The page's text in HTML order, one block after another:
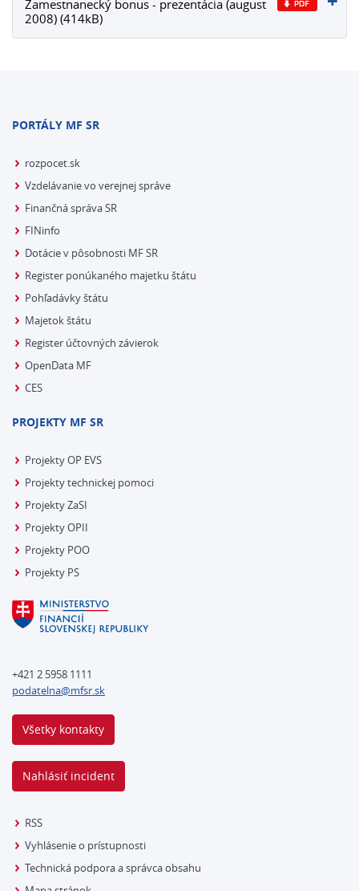
Zamestnanecký bonus - prezentácia (august
2008) (414kB)
PORTÁLY MF SR
rozpocet.sk
Vzdelávanie vo verejnej správe
Finančná správa SR
FINinfo
Dotácie v pôsobnosti MF SR
Register ponúkaného majetku štátu
Pohľadávky štátu
Majetok štátu
Register účtovných závierok
OpenData MF
CES
PROJEKTY MF SR
Projekty OP EVS
Projekty technickej pomoci
Projekty ZaSI
Projekty OPII
Projekty POO
Projekty PS
+421 2 5958 1111
podatelna@mfsr.sk
Všetky kontakty
Nahlásiť incident
RSS
Vyhlásenie o prístupnosti
Technická podpora a správca obsahu